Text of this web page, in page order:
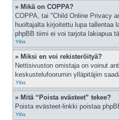
» Mikä on COPPA?
COPPA, tai "Child Online Privacy
huoltajalta kirjoitettu lupa tallentaa
phpBB tiimi ei voi tarjota lakiapua
Ylös
» Miksi en voi rekisteröityä?
Nettisivuston omistaja on voinut
keskustelufoorumin ylläpitäjiin
Ylös
» Mitä “Poista evästeet” tekee?
Poista evästeet-linkki poistaa
Ylös